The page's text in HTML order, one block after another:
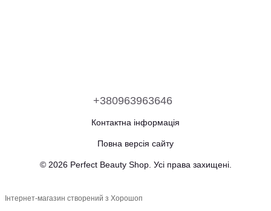
+380963963646
Контактна інформація
Повна версія сайту
© 2026 Perfect Beauty Shop. Усі права захищені.
Інтернет-магазин створений з Хорошоп